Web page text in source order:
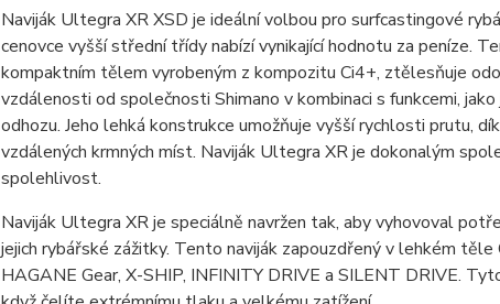
Naviják Ultegra XR XSD je ideální volbou pro surfcastingové
cenovce vyšší střední třídy nabízí vynikající hodnotu za peníze.
kompaktním tělem vyrobeným z kompozitu Ci4+, ztělesňuje
vzdálenosti od společnosti Shimano v kombinaci s funkcemi,
odhozu. Jeho lehká konstrukce umožňuje vyšší rychlosti prutu,
vzdálených krmných míst. Naviják Ultegra XR je dokonalým
spolehlivost.
Naviják Ultegra XR je speciálně navržen tak, aby vyhovoval
jejich rybářské zážitky. Tento naviják zapouzdřený v lehkém
HAGANE Gear, X-SHIP, INFINITY DRIVE a SILENT DRIVE.